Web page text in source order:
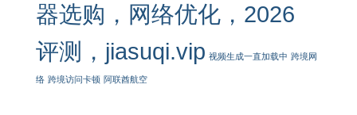
器选购，网络优化，2026
评测，jiasuqi.vip 视频生成一直加载中 跨境网
络 跨境访问卡顿 阿联酋航空